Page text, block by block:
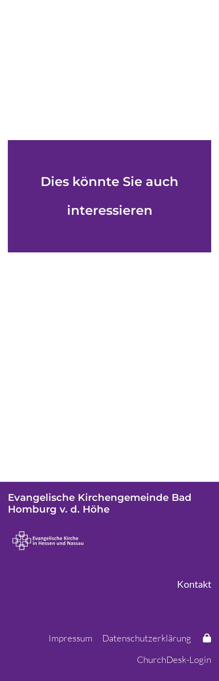
Dies könnte Sie auch
interessieren
Evangelische Kirchengemeinde Bad
Homburg v. d. Höhe
Kontakt
Impressum
Datenschutzerklärung
ChurchDesk-Login